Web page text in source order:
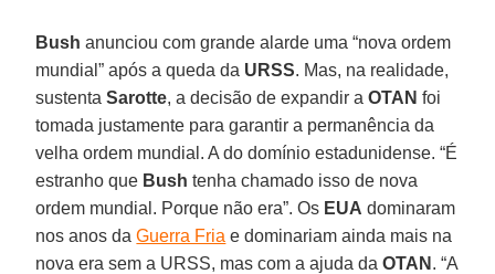
Bush anunciou com grande alarde uma “nova ordem
mundial” após a queda da URSS. Mas, na realidade,
sustentaSarotte, a decisão de expandir aOTAN foi
tomada justamente para garantir a permanência da
velha ordem mundial. A do domínio estadunidense. “É
estranho que Bush tenha chamado isso de nova
ordem mundial. Porque não era”. Os EUA dominaram
nos anos daGuerra Fria e dominariam ainda mais na
nova era sem a URSS, mas com a ajuda daOTAN . “A